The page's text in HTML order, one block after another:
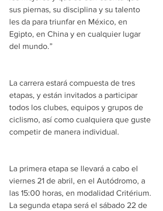
sus piernas, su disciplina y su talento
les da para triunfar en México, en
Egipto, en China y en cualquier lugar
del mundo.”
La carrera estará compuesta de tres
etapas, y están invitados a participar
todos los clubes, equipos y grupos de
ciclismo, así como cualquiera que guste
competir de manera individual.
La primera etapa se llevará a cabo el
viernes 21 de abril, en el Autódromo, a
las 15:00 horas, en modalidad Critérium.
La segunda etapa será el sábado 22 de